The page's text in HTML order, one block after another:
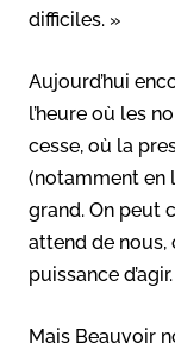
difficiles. »
Aujourd’hui
l’heure où les
cesse, où la
(notamment en
grand. On peut
attend de nous,
puissance d’agir.
Mais Beauvoir